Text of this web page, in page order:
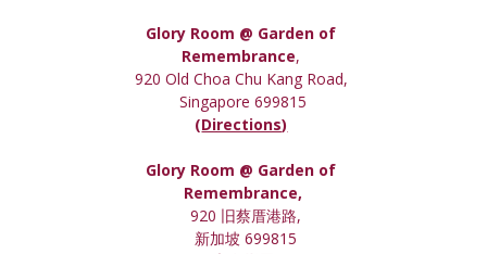
Glory Room @ Garden of
Remembrance,
920 Old Choa Chu Kang Road,
Singapore 699815
(Directions)
Glory Room @ Garden of
Remembrance,
920 旧蔡厝港路,
新加坡 699815